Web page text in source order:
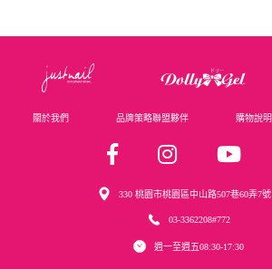
關於我們 品牌策略聯盟夥伴 購物說明
330 桃園市桃園區中山路507巷60弄7號
03-3362208#772
週一至週五08:30-17:30